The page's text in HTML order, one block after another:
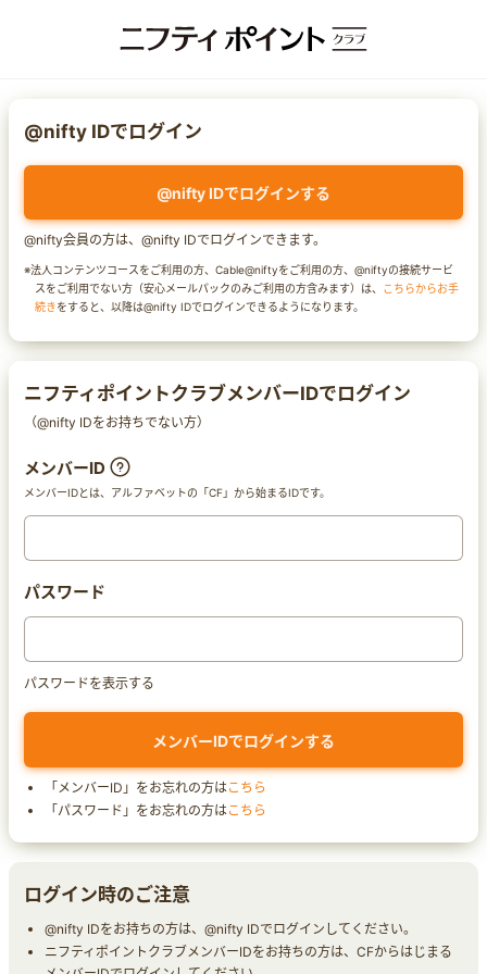
@nifty IDでログイン
@nifty IDでログインする
@nifty会員の方は、@nifty IDでログインできます。
※法人コンテンツコースをご利用の方、Cable@niftyをご利用の方、@niftyの接続サービ
スをご利用でない方（安心メールパックのみご利用の方含みます）は、 こちらからお手
続きをすると、以降は@nifty IDでログインできるようになります。
ニフティポイントクラブメンバーIDでログイン
（@nifty IDをお持ちでない方）
メンバーID
メンバーIDとは、アルファベットの「CF」から始まるIDです。
パスワード
パスワードを表示する
「メンバーID」をお忘れの方はこちら
「パスワード」をお忘れの方はこちら
ログイン時のご注意
@nifty IDをお持ちの方は、@nifty IDでログインしてください。
ニフティポイントクラブメンバーIDをお持ちの方は、CFからはじまる